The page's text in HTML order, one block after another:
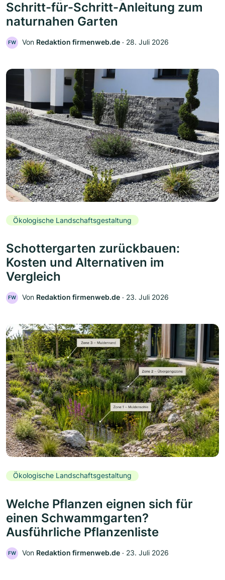
Schritt-für-Schritt-Anleitung zum
naturnahen Garten
FW Von Redaktion firmenweb.de ‧ 28. Juli 2026
Ökologische Landschaftsgestaltung
Schottergarten zurückbauen:
Kosten und Alternativen im
Vergleich
FW Von Redaktion firmenweb.de ‧ 23. Juli 2026
Ökologische Landschaftsgestaltung
Welche Pflanzen eignen sich für
einen Schwammgarten?
Ausführliche Pflanzenliste
FW Von Redaktion firmenweb.de ‧ 23. Juli 2026